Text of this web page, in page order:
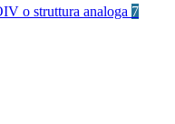
o struttura analoga 7